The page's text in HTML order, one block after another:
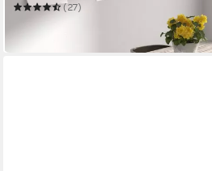
(27)
ab 9,99 €